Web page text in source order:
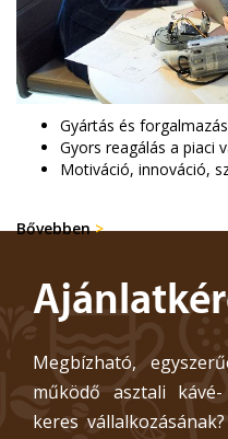
Gyártás és
Gyors reagálás a piaci
Motiváció, innováció,
Bővebben>
Megbízható,
működő asztali
keres